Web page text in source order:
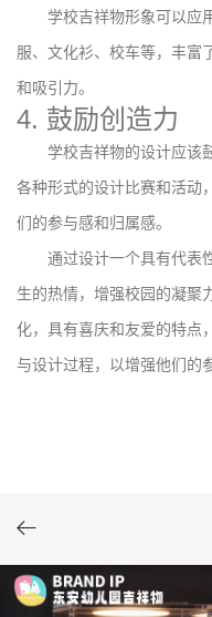
学校吉祥物形象可以应
服、文化衫、校车等，丰富
和吸引力。
4. 鼓励创造力
学校吉祥物的设计应该
各种形式的设计比赛和活动
们的参与感和归属感。
通过设计一个具有代表
生的热情，增强校园的凝聚
化，具有喜庆和友爱的特点
与设计过程，以增强他们的
